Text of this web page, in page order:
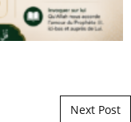
Next Post